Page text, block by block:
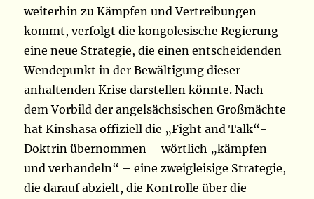
weiterhin zu Kämpfen und Vertreibungen
kommt, verfolgt die kongolesische Regierung
eine neue Strategie, die einen entscheidenden
Wendepunkt in der Bewältigung dieser
anhaltenden Krise darstellen könnte. Nach
dem Vorbild der angelsächsischen Großmächte
hat Kinshasa offiziell die „Fight and Talk“-
Doktrin übernommen – wörtlich „kämpfen
und verhandeln“ – eine zweigleisige Strategie,
die darauf abzielt, die Kontrolle über die